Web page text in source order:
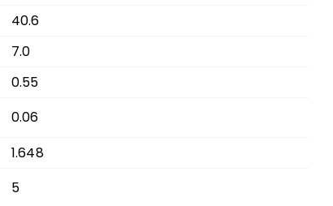
40.6
7.0
0.55
0.06
1.648
5